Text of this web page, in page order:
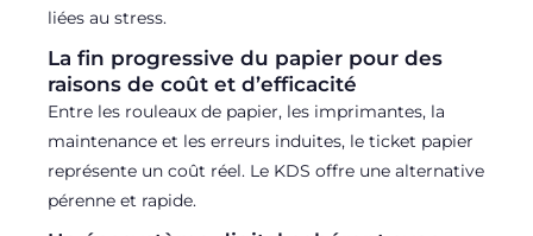
liées au stress.
La fin progressive du papier pour des
raisons de coût et d’efficacité
Entre les rouleaux de papier, les imprimantes, la
maintenance et les erreurs induites, le ticket papier
représente un coût réel. Le KDS offre une alternative
pérenne et rapide.